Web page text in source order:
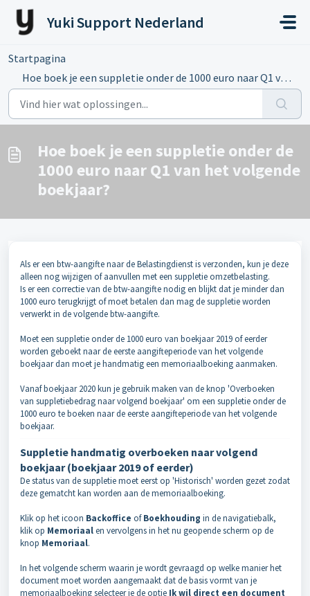
Doorgaan naar hoofdinhoud
Yuki Support Nederland
Startpagina
Hoe boek je een suppletie onder de 1000 euro naar Q1 van ...
Hoe boek je een suppletie onder de
1000 euro naar Q1 van het volgende
boekjaar?
Als er een btw-aangifte naar de Belastingdienst is verzonden, kun je deze
alleen nog wijzigen of aanvullen met een suppletie omzetbelasting.
Is er een correctie van de btw-aangifte nodig en blijkt dat je minder dan
1000 euro terugkrijgt of moet betalen dan mag de suppletie worden
verwerkt in de volgende btw-aangifte.
Moet een suppletie onder de 1000 euro van boekjaar 2019 of eerder
worden geboekt naar de eerste aangifteperiode van het volgende
boekjaar dan moet je handmatig een memoriaalboeking aanmaken.
Vanaf boekjaar 2020 kun je gebruik maken van de knop 'Overboeken
van suppletiebedrag naar volgend boekjaar' om een suppletie onder de
1000 euro te boeken naar de eerste aangifteperiode van het volgende
boekjaar.
Suppletie handmatig overboeken naar volgend
boekjaar (boekjaar 2019 of eerder)
De status van de suppletie moet eerst op 'Historisch' worden gezet zodat
deze gematcht kan worden aan de memoriaalboeking.
Klik op het icoon Backoffice ofBoekhouding in de navigatiebalk,
klik op Memoriaalen vervolgens in het nu geopende scherm op de
knop Memoriaal.
In het volgende scherm waarin je wordt gevraagd op welke manier het
document moet worden aangemaakt dat de basis vormt van je
memoriaalboeking selecteer je de optie Ik wil direct een document